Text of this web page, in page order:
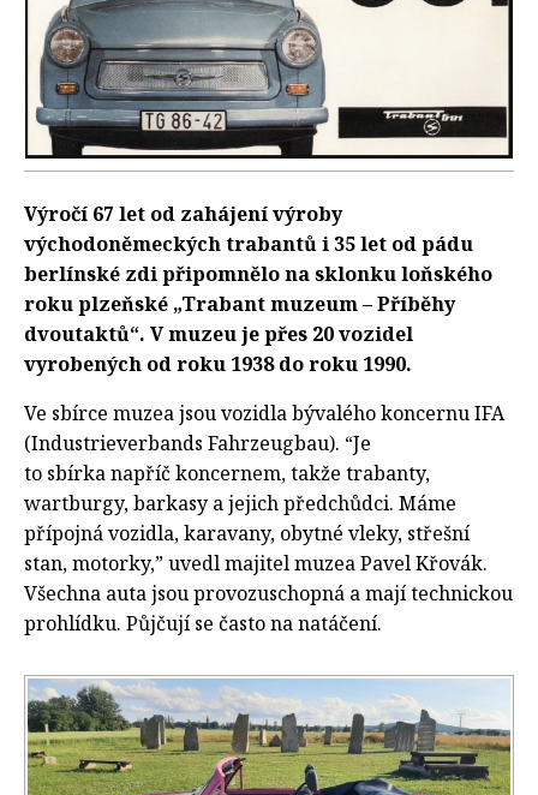
Výročí 67 let od zahájení výroby
východoněmeckých trabantů i 35 let od pádu
berlínské zdi připomnělo na sklonku loňského
roku plzeňské „Trabant muzeum – Příběhy
dvoutaktů“. V muzeu je přes 20 vozidel
vyrobených od roku 1938 do roku 1990.
Ve sbírce muzea jsou vozidla bývalého koncernu IFA
(Industrieverbands Fahrzeugbau). “Je
to sbírka napříč koncernem, takže trabanty,
wartburgy, barkasy a jejich předchůdci. Máme
přípojná vozidla, karavany, obytné vleky, střešní
stan, motorky,” uvedl majitel muzea Pavel Křovák.
Všechna auta jsou provozuschopná a mají technickou
prohlídku. Půjčují se často na natáčení.